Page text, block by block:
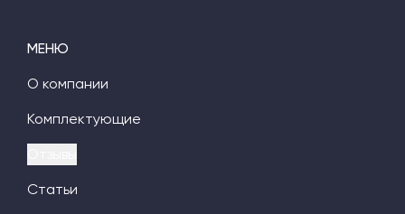
МЕНЮ
О компании
Комплектующие
Статьи